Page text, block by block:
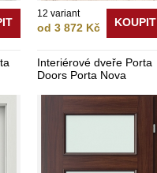
12 variant
od 3 872 Kč KOUPIT
Interiérové dveře Porta
Doors Porta Nova